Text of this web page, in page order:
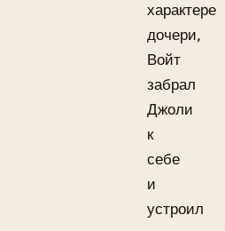
характере
дочери,
Войт
забрал
Джоли
к
себе
и
устроил